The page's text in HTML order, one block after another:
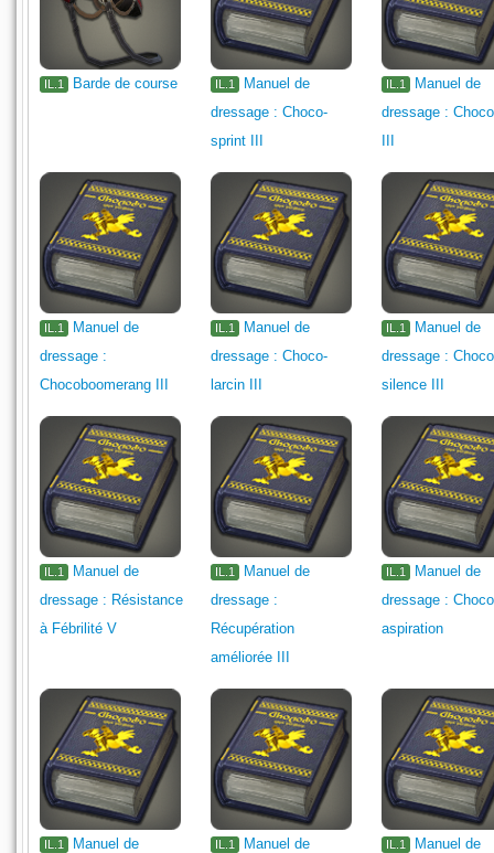
IL.1 Barde de course IL.1
Manuel de
dressage : Choco-
sprint III
IL.1
Manuel de
dressage :
IL.1
Manuel de
dressage :
Chocoboomerang III
IL.1
Manuel de
dressage : Choco-
larcin III
IL.1
Manuel de
dressage :
silence III
IL.1
Manuel de
dressage : Résistance
à Fébrilité V
IL.1
Manuel de
dressage :
Récupération
améliorée III
IL.1
Manuel de
dressage :
aspiration
IL.1
Manuel de
IL.1
Manuel de
IL.1
Manuel de